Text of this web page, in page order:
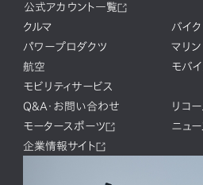
公式アカウント一覧
クルマ
バイク
パワープロダクツ
マリン
航空
モバ
モビリティサービス
Q&A・お問い合わせ
リコ
モータースポーツ
ニュ
企業情報サイト